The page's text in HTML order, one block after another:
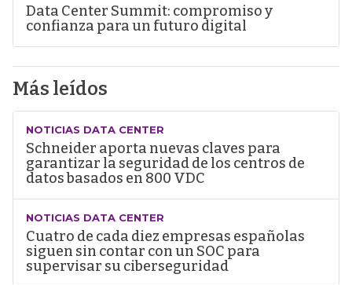
Data Center Summit: compromiso y
confianza para un futuro digital
Más leídos
NOTICIAS DATA CENTER
Schneider aporta nuevas claves para
garantizar la seguridad de los centros de
datos basados en 800 VDC
NOTICIAS DATA CENTER
Cuatro de cada diez empresas españolas
siguen sin contar con un SOC para
supervisar su ciberseguridad